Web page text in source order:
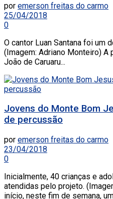
por emerson freitas do carmo
25/04/2018
0
O cantor Luan Santana foi um
(Imagem: Adriano Monteiro) A
João de Caruaru...
Jovens do Monte Bom
de percussão
por emerson freitas do carmo
23/04/2018
0
Inicialmente, 40 crianças e
atendidas pelo projeto.
início, neste fim de semana,